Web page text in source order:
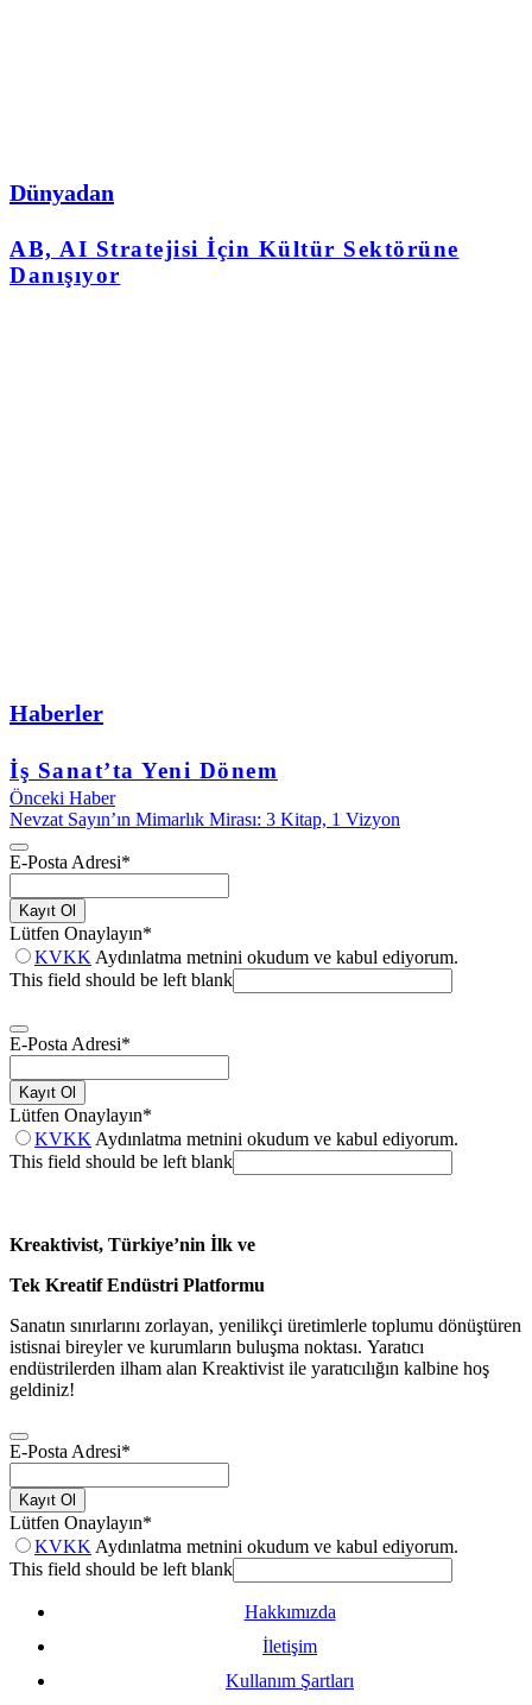
Dünyadan
AB, AI Stratejisi İçin Kültür Sektörüne
Danışıyor
Haberler
İş Sanat’ta Yeni Dönem
Önceki Haber
Nevzat Sayın’ın Mimarlık Mirası: 3 Kitap, 1 Vizyon
E-Posta Adresi*
Kayıt Ol
Lütfen Onaylayın*
KVKK Aydınlatma metnini okudum ve kabul ediyorum.
This field should be left blank
E-Posta Adresi*
Kayıt Ol
Lütfen Onaylayın*
KVKK Aydınlatma metnini okudum ve kabul ediyorum.
This field should be left blank
Kreaktivist, Türkiye’nin İlk ve
Tek Kreatif Endüstri Platformu
Sanatın sınırlarını zorlayan, yenilikçi üretimlerle toplumu dönüştüren
istisnai bireyler ve kurumların buluşma noktası. Yaratıcı
endüstrilerden ilham alan Kreaktivist ile yaratıcılığın kalbine hoş
geldiniz!
E-Posta Adresi*
Kayıt Ol
Lütfen Onaylayın*
KVKK Aydınlatma metnini okudum ve kabul ediyorum.
This field should be left blank
Hakkımızda
İletişim
Kullanım Şartları